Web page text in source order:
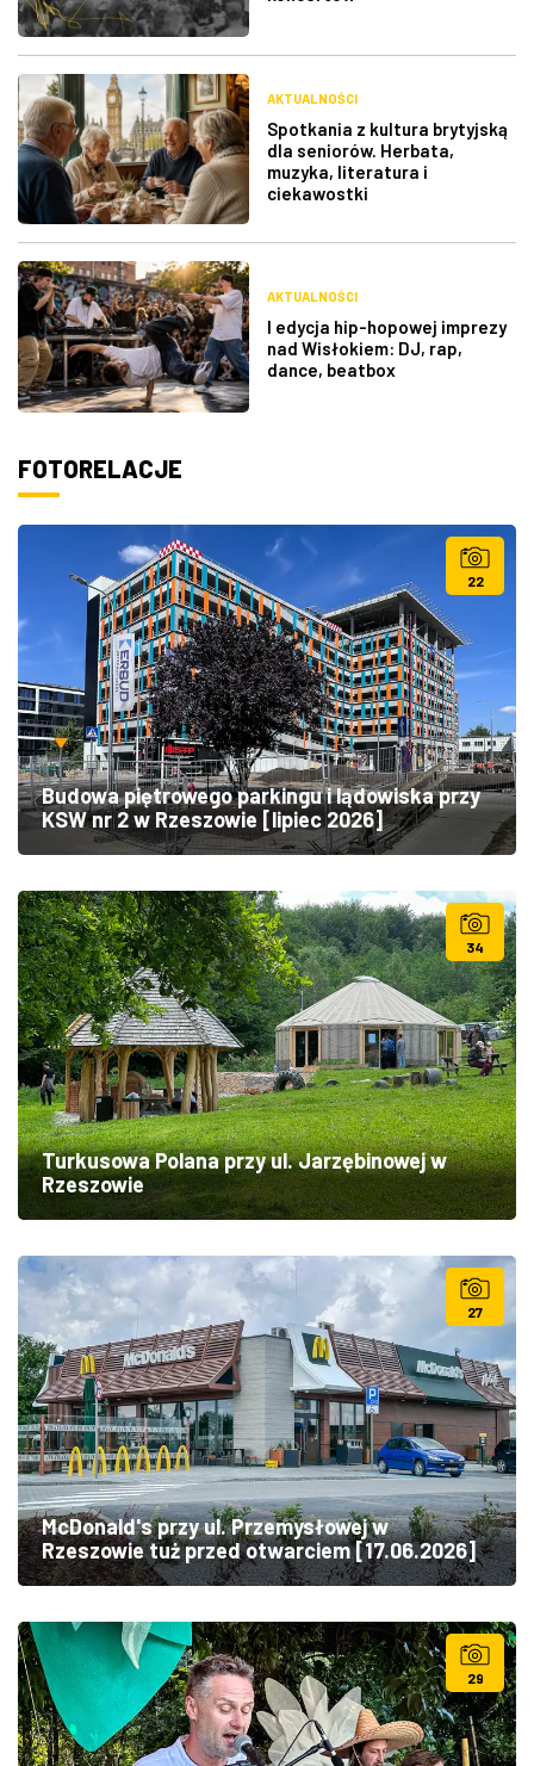
AKTUALNOŚCI
Spotkania z kultura brytyjską
dla seniorów. Herbata,
muzyka, literatura i
ciekawostki
AKTUALNOŚCI
I edycja hip-hopowej imprezy
nad Wisłokiem: DJ, rap,
dance, beatbox
FOTORELACJE
22
Budowa piętrowego parkingu i lądowiska przy
KSW nr 2 w Rzeszowie [lipiec 2026]
34
Turkusowa Polana przy ul. Jarzębinowej w
Rzeszowie
27
McDonald's przy ul. Przemysłowej w
Rzeszowie tuż przed otwarciem [17.06.2026]
29